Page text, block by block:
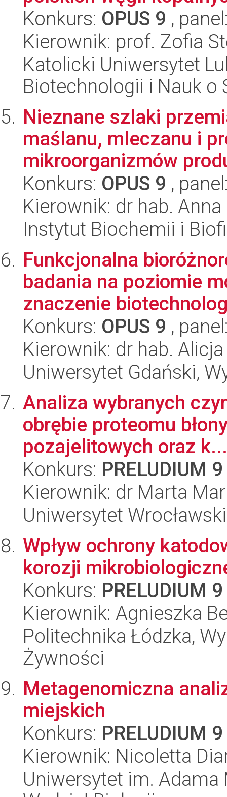
Konkurs: OPUS 9 ,
Kierownik: prof. Zofia
Katolicki Uniwersytet
Biotechnologii i Nauk o
Nieznane szlaki
maślanu, mleczanu i
mikroorganizmów
Konkurs: OPUS 9 ,
Kierownik: dr hab. Anna
Instytut Biochemii i
Funkcjonalna
badania na poziomie
znaczenie
Konkurs: OPUS 9 ,
Kierownik: dr hab.
Uniwersytet Gdański,
Analiza wybranych
obrębie proteomu
pozajelitowych oraz k...
Konkurs: PRELUDIUM 9
Kierownik: dr Marta
Uniwersytet
Wpływ ochrony
korozji
Konkurs: PRELUDIUM 9
Kierownik: Agnieszka
Politechnika Łódzka,
Żywności
Metagenomiczna
miejskich
Konkurs: PRELUDIUM 9
Kierownik: Nicoletta
Uniwersytet im.